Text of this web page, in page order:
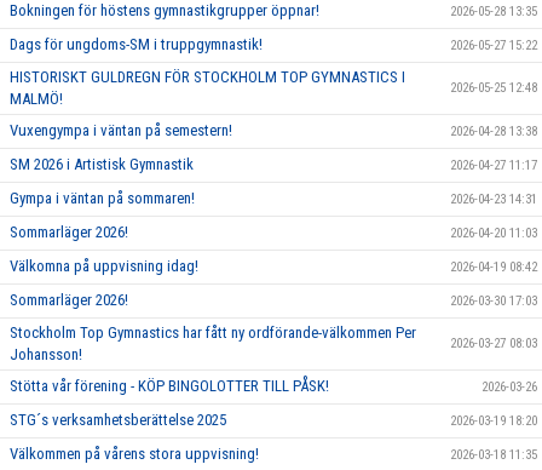
Bokningen för höstens gymnastikgrupper öppnar! 2026-05-28 13:35
Dags för ungdoms-SM i truppgymnastik! 2026-05-27 15:22
HISTORISKT GULDREGN FÖR STOCKHOLM TOP GYMNASTICS I
MALMÖ!
2026-05-25 12:48
Vuxengympa i väntan på semestern! 2026-04-28 13:38
SM 2026 i Artistisk Gymnastik 2026-04-27 11:17
Gympa i väntan på sommaren! 2026-04-23 14:31
Sommarläger 2026! 2026-04-20 11:03
Välkomna på uppvisning idag! 2026-04-19 08:42
Sommarläger 2026! 2026-03-30 17:03
Stockholm Top Gymnastics har fått ny ordförande-välkommen Per
Johansson!
2026-03-27 08:03
Stötta vår förening - KÖP BINGOLOTTER TILL PÅSK! 2026-03-26
STG´s verksamhetsberättelse 2025 2026-03-19 18:20
Välkommen på vårens stora uppvisning! 2026-03-18 11:35